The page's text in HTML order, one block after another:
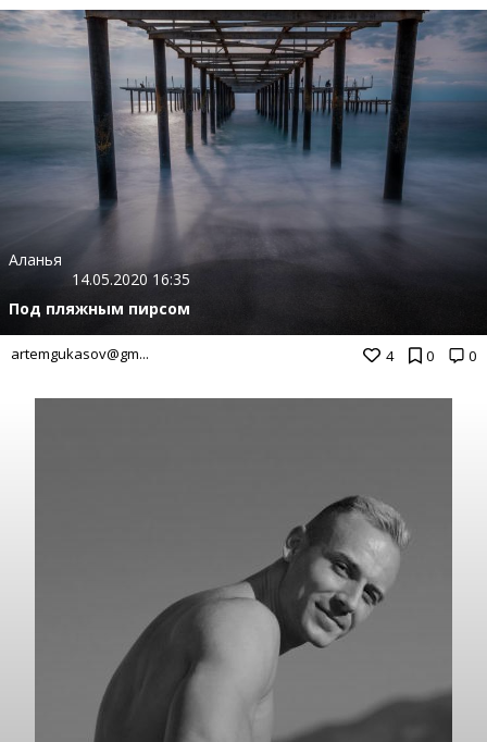
4 0 0
Аланья
14.05.2020 16:35
Под пляжным пирсом
artemgukasov@gm...